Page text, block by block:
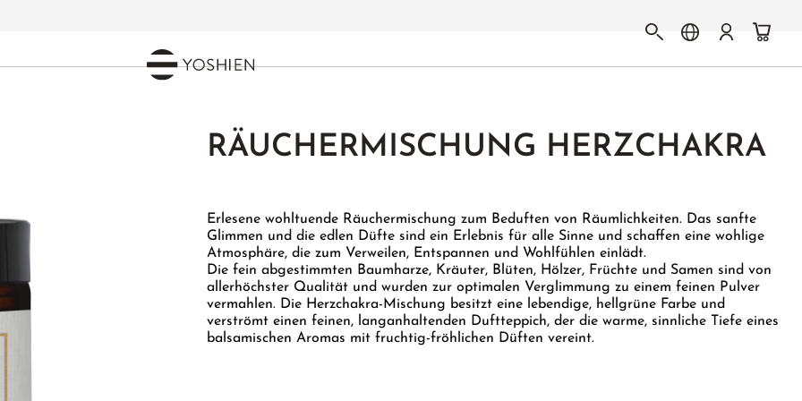
RÄUCHERMISCHUNG HERZCHAKRA
Erlesene wohltuende Räuchermischung zum Beduften von Räumlichkeiten. Das sanfte
Glimmen und die edlen Düfte sind ein Erlebnis für alle Sinne und schaffen eine wohlige
Atmosphäre, die zum Verweilen, Entspannen und Wohlfühlen einlädt.
Die fein abgestimmten Baumharze, Kräuter, Blüten, Hölzer, Früchte und Samen sind von
allerhöchster Qualität und wurden zur optimalen Verglimmung zu einem feinen Pulver
vermahlen. Die Herzchakra-Mischung besitzt eine lebendige, hellgrüne Farbe und
verströmt einen feinen, langanhaltenden Duftteppich, der die warme, sinnliche Tiefe eines
balsamischen Aromas mit fruchtig-fröhlichen Düften vereint.